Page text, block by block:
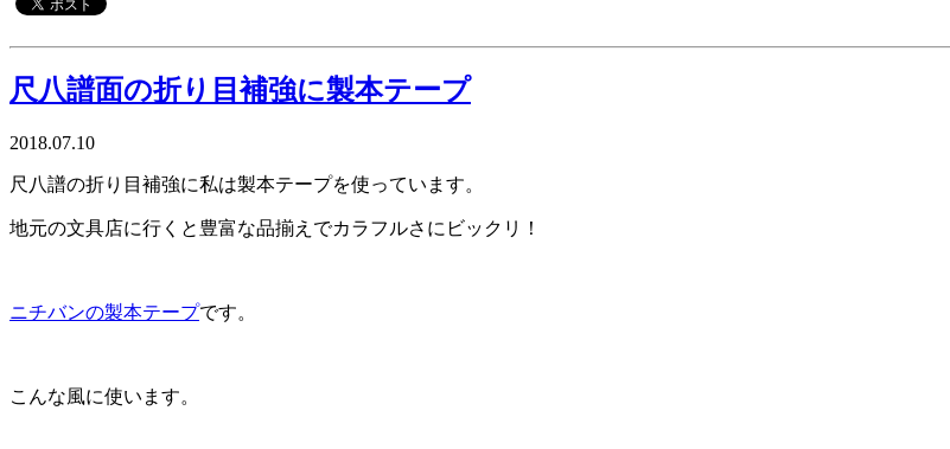
尺八譜面の折り目補強に製本テープ
2018.07.10
尺八譜の折り目補強に私は製本テープを使っています。
地元の文具店に行くと豊富な品揃えでカラフルさにビックリ！
ニチバンの製本テープです。
こんな風に使います。